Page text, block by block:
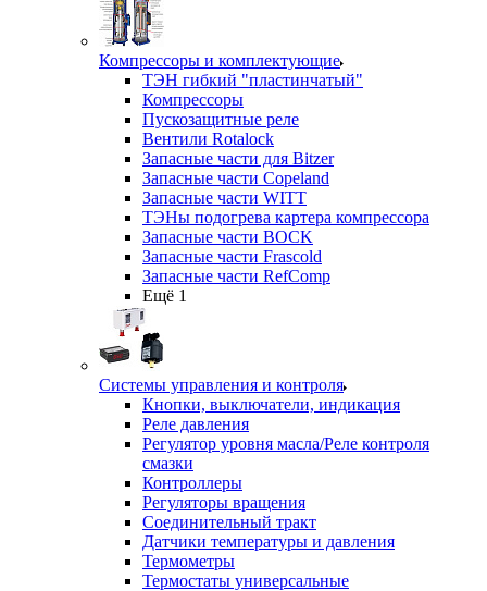
Компрессоры и комплектующие
ТЭН гибкий "пластинчатый"
Компрессоры
Пускозащитные реле
Вентили Rotalock
Запасные части для Bitzer
Запасные части Copeland
Запасные части WITT
ТЭНы подогрева картера компрессора
Запасные части BOCK
Запасные части Frascold
Запасные части RefComp
Ещё 1
Системы управления и контроля
Кнопки, выключатели, индикация
Реле давления
Регулятор уровня масла/Реле контроля
смазки
Контроллеры
Регуляторы вращения
Соединительный тракт
Датчики температуры и давления
Термометры
Термостаты универсальные